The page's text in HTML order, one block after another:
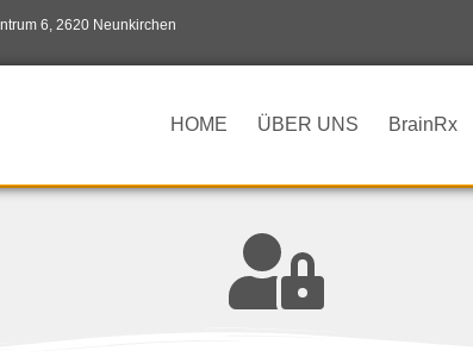
6, 2620 Neunkirchen
HOME ÜBER UNS BrainRx